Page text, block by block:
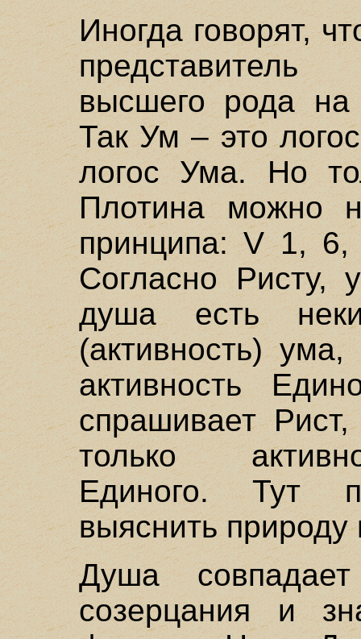
Иногда говорят,
высшего рода на
Так Ум – это
логос Ума. Но
Плотина можно
принципа: V 1,
Согласно
душа есть
(активность)
активность
спрашивает
только
Единого. Тут
выяснить
Душа
созерцания и